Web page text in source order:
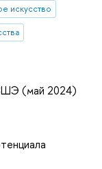
искусство
(май 2024)